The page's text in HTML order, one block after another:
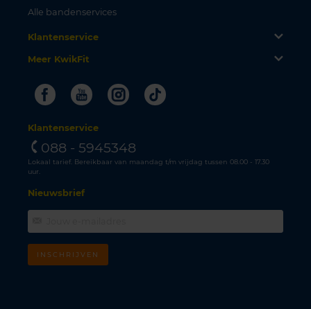
Alle bandenservices
Klantenservice
Meer KwikFit
FacebookYoutubeInstagram
Tiktok
Klantenservice
088 - 5945348
Lokaal tarief. Bereikbaar van maandag t/m vrijdag tussen 08.00 - 17.30
uur.
Nieuwsbrief
INSCHRIJVEN